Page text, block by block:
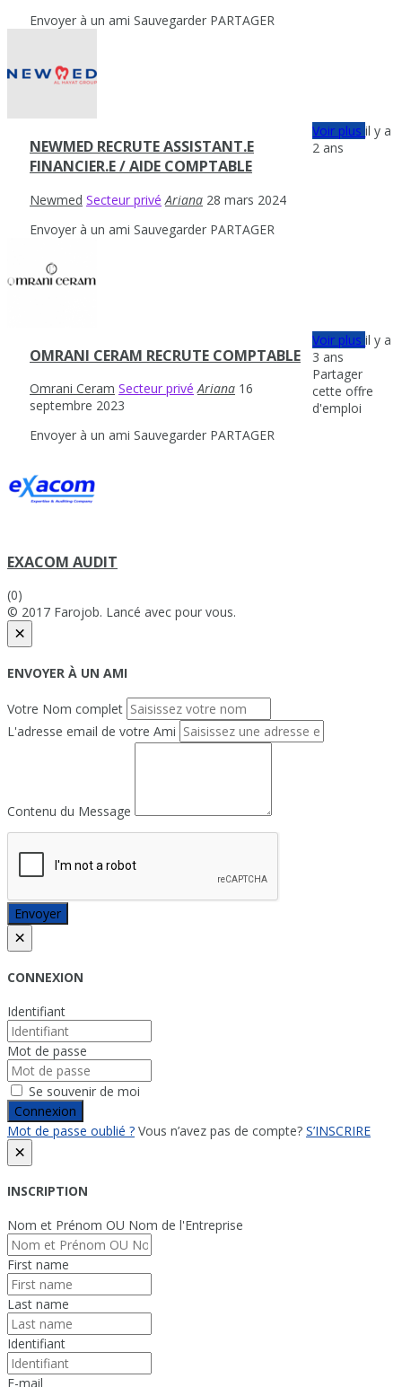
Envoyer à un ami Sauvegarder PARTAGER
NEWMED RECRUTE ASSISTANT.E
FINANCIER.E / AIDE COMPTABLE
Newmed Secteur privé Ariana 28 mars 2024
Envoyer à un ami Sauvegarder PARTAGER
Voir plusil y a
2 ans
OMRANI CERAM RECRUTE COMPTABLE
Omrani Ceram Secteur privé Ariana 16
septembre 2023
Envoyer à un ami Sauvegarder PARTAGER
Voir plusil y a
3 ans
Partager
cette offre
d'emploi
EXACOM AUDIT
(0)
© 2017 Farojob. Lancé avec pour vous.
×
ENVOYER À UN AMI
Votre Nom complet
L'adresse email de votre Ami
Contenu du Message
Envoyer
×
CONNEXION
Identifiant
Mot de passe
Se souvenir de moi
Connexion
Mot de passe oublié ? Vous n’avez pas de compte? S’INSCRIRE
×
INSCRIPTION
Nom et Prénom OU Nom de l'Entreprise
First name
Last name
Identifiant
E-mail